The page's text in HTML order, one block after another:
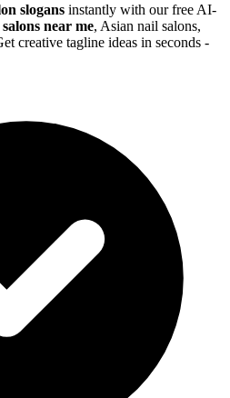
slogans instantly with our free AI-
near me, Asian nail salons,
creative tagline ideas in seconds -